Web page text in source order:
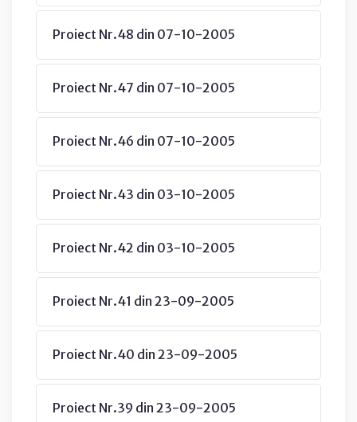
Proiect Nr.48 din 07-10-2005
Proiect Nr.47 din 07-10-2005
Proiect Nr.46 din 07-10-2005
Proiect Nr.43 din 03-10-2005
Proiect Nr.42 din 03-10-2005
Proiect Nr.41 din 23-09-2005
Proiect Nr.40 din 23-09-2005
Proiect Nr.39 din 23-09-2005